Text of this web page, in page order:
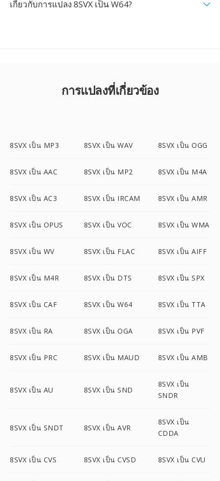
เกี่ยวกับการแปลง 8SVX เป็น W64?
การแปลงที่เกี่ยวข้อง
8SVX เป็น MP3 8SVX เป็น WAV 8SVX เป็น OGG
8SVX เป็น AAC 8SVX เป็น MP2 8SVX เป็น M4A
8SVX เป็น AC3 8SVX เป็น IRCAM 8SVX เป็น AMR
8SVX เป็น OPUS 8SVX เป็น VOC 8SVX เป็น WMA
8SVX เป็น WV 8SVX เป็น FLAC 8SVX เป็น AIFF
8SVX เป็น M4R 8SVX เป็น DTS 8SVX เป็น SPX
8SVX เป็น CAF 8SVX เป็น W64 8SVX เป็น TTA
8SVX เป็น RA 8SVX เป็น OGA 8SVX เป็น PVF
8SVX เป็น PRC 8SVX เป็น MAUD 8SVX เป็น AMB
8SVX เป็น AU 8SVX เป็น SND
8SVX เป็น
SNDR
8SVX เป็น SNDT 8SVX เป็น AVR
8SVX เป็น
CDDA
8SVX เป็น CVS 8SVX เป็น CVSD 8SVX เป็น CVU